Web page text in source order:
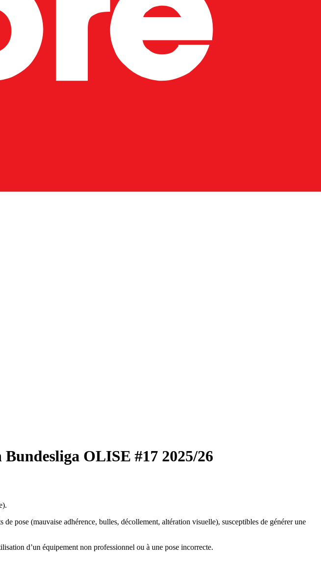
OLISE #17 2025/26
pose (mauvaise adhérence, bulles, décollement, altération visuelle), susceptibles de générer une
d’un équipement non professionnel ou à une pose incorrecte.